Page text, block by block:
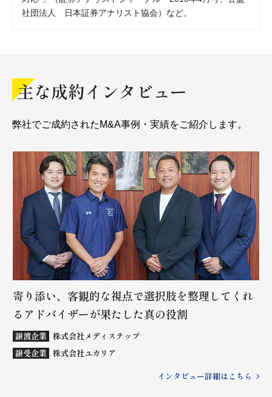
社団法人 日本証券アナリスト協会）など。
主な成約インタビュー
弊社でご成約されたM&A事例・実績をご紹介します。
寄り添い、客観的な視点で選択肢を整理してくれ
るアドバイザーが果たした真の役割
譲渡企業 株式会社メディステップ
譲受企業 株式会社ユカリア
インタビュー詳細はこちら